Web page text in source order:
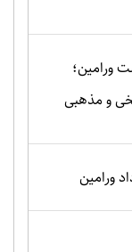
ورامین؛
و مذهبی